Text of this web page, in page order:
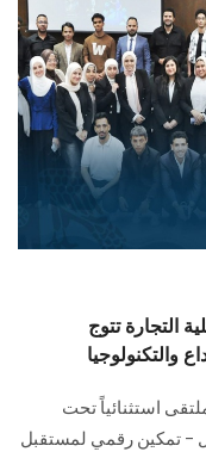
تواصل معنا
الطلاب
هيئة التدريس
الموظفون
الزائـرون
التجارة تتوج
استثنائياً تحت
– تمكين رقمي لمستقبل